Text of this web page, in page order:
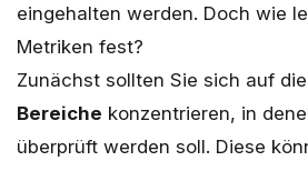
eingehalten werden. Doch wie
Metriken fest?
Zunächst sollten Sie sich auf die
Bereiche konzentrieren, in
überprüft werden soll. Diese